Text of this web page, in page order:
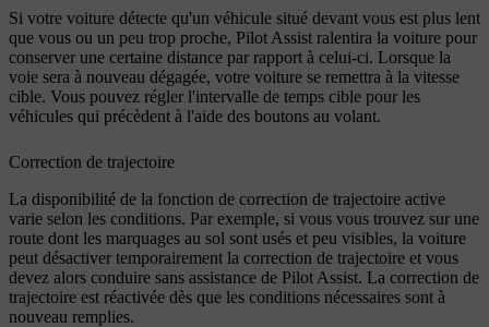
Si votre voiture détecte qu'un véhicule situé devant vous est plus lent
que vous ou un peu trop proche, Pilot Assist ralentira la voiture pour
conserver une certaine distance par rapport à celui-ci. Lorsque la
voie sera à nouveau dégagée, votre voiture se remettra à la vitesse
cible. Vous pouvez régler l'intervalle de temps cible pour les
véhicules qui précèdent à l'aide des boutons au volant.
Correction de trajectoire
La disponibilité de la fonction de correction de trajectoire active
varie selon les conditions. Par exemple, si vous vous trouvez sur une
route dont les marquages au sol sont usés et peu visibles, la voiture
peut désactiver temporairement la correction de trajectoire et vous
devez alors conduire sans assistance de Pilot Assist. La correction de
trajectoire est réactivée dès que les conditions nécessaires sont à
nouveau remplies.